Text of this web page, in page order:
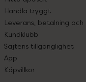
Handla tryggt
Leverans, betalning och
Kundklubb
Sajtens tillgänglighet
App
Köpvillkor